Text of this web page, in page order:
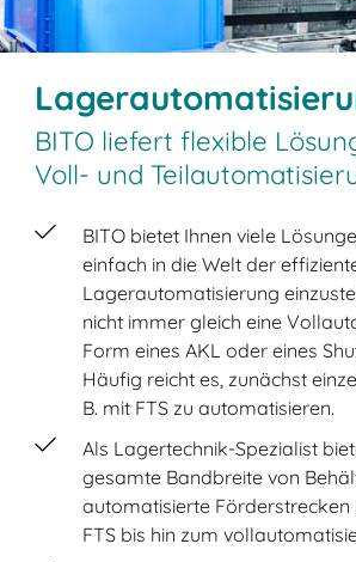
BITO liefert flexible
Voll- und
BITO bietet Ihnen viele
einfach in die Welt der
Lagerautomatisierung
nicht immer gleich eine
Form eines AKL oder eines
Häufig reicht es, zunächst
B. mit FTS zu automatisieren.
Als Lagertechnik-Spezialist
gesamte Bandbreite von
automatisierte
FTS bis hin zum